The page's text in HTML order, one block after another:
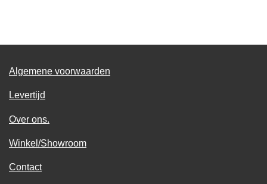
Algemene voorwaarden
Levertijd
Over ons.
Winkel/Showroom
Contact